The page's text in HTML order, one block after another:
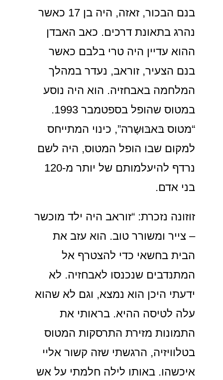
בנם הבכור, זאזה, היה בן 17 כאשר
נהרג בתאונת דרכים. כאב האבדן
ההוא עדיין היה טרי בלבם כאשר
בנם הצעיר, זוראב, נעדר במהלך
המלחמה באבחזיה. הוא היה נוסע
במטוס שהופל בספטמבר 1993.
“מטוס בּאבּוּשֶרה”, כינוי המתייחס
למקום שבו הופל המטוס, היה לשם
נרדף להיעלמותם של יותר מ-120
בני אדם.
זוזונה נזכרת: “זוראב היה ילד מוכשר
– צייר ומשורר טוב. הוא עזב את
הבית בחשאי כדי להצטרף אל
המתנדבים שנכנסו לאבחזיה. לא
ידעתי היכן הוא נמצא, וגם לא שהוא
עלה לטיסה ההיא. בראותי את
התמונות מזירת התרסקות המטוס
בטלוויזיה, הרגשתי שזה קשור אליי
איכשהו. באותו לילה חלמתי על אש